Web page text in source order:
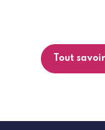
Tout